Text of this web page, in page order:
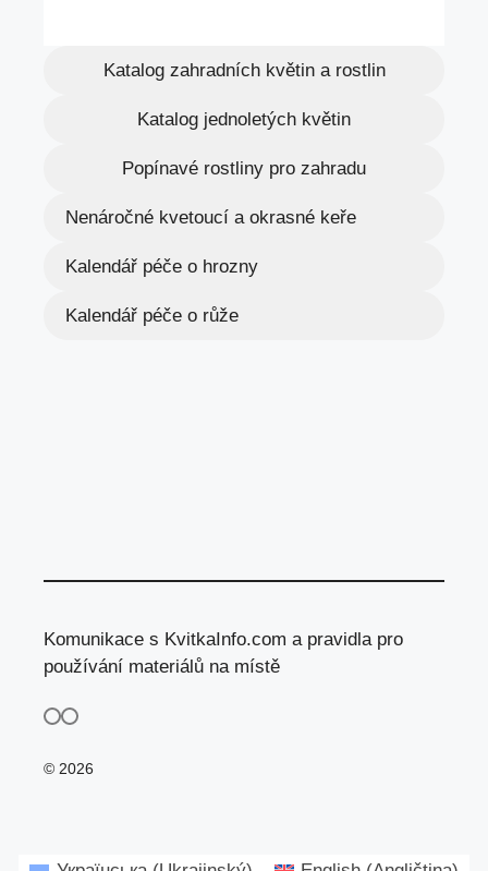
Katalog zahradních květin a rostlin
Katalog jednoletých květin
Popínavé rostliny pro zahradu
Nenáročné kvetoucí a okrasné keře
Kalendář péče o hrozny
Kalendář péče o růže
Komunikace s KvitkaInfo.com a pravidla pro
používání materiálů na místě
© 2026